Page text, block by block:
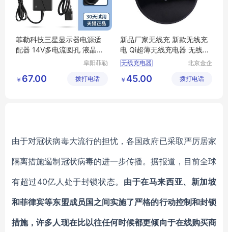
菲勒科技三星显示器电源适
配器 14V多电流圆孔 液晶台
阜阳菲勒
公司
￥ 67.00 拨打电话
新品厂家无线充 新款无线充
电 Qi超薄无线充电器 无线蓝
牙充电源定制logo
无线充电器
新款无线充电器
北京金企
有限公司
￥ 45.00 拨打电话
由于对冠状病毒大流行的担忧，各国政府已采取严厉居家
隔离措施遏制冠状病毒的进一步传播。据报道，目前全球
有超过40亿人处于封锁状态。 由于在马来西亚、新加坡
和菲律宾等东盟成员国之间实施了严格的行动控制和封锁
措施，许多人现在比以往任何时候都更倾向于在线购买商